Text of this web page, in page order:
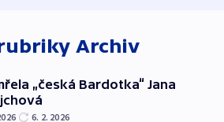
Archiv
„česká Bardotka“ Jana
6. 2. 2026